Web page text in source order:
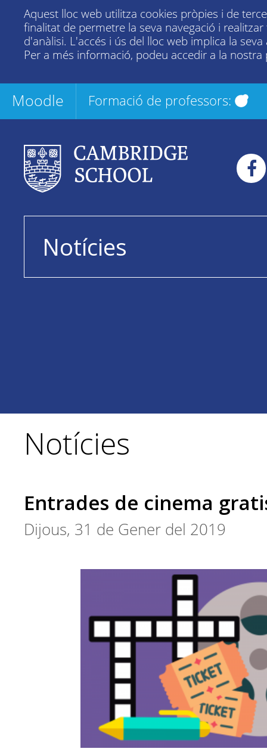
Aquest lloc web utilitza cookies pròpies i de
finalitat de permetre la seva navegació i realitzar
d'anàlisi. L'accés i ús del lloc web implica la seva
Per a més informació, podeu accedir a la nostra
Moodle Formació de professors:
Notícies
Notícies
Entrades de cinema
Dijous, 31 de Gener del 2019